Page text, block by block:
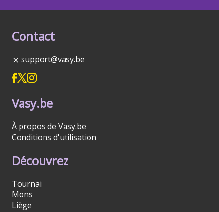
Contact
support@vasy.be
Vasy.be
À propos de Vasy.be
Conditions d'utilisation
Découvrez
Tournai
Mons
Liège